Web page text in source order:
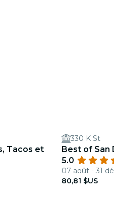
Tacos et
330 K St
Best of San
5.0
07 août - 31
80,81 $US